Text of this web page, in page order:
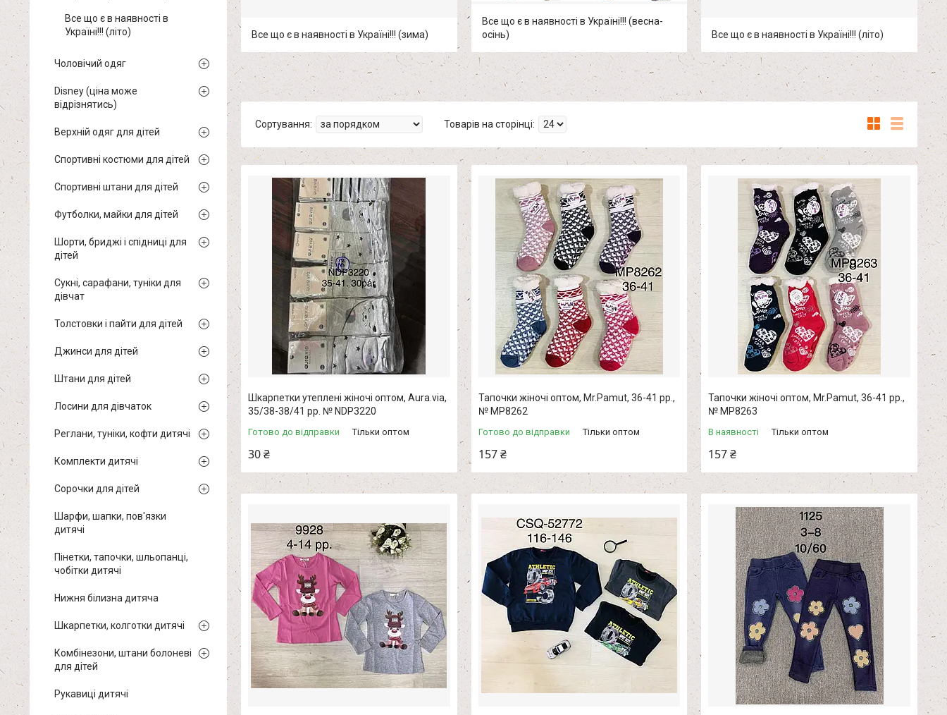
Все що є в наявності в Україні!!! (зима)
Все що є в наявності в Україні!!! (весна-
осінь)
Все що є в наявності в Україні!!! (літо)
Шкарпетки утеплені жіночі оптом, Aura.via,
35/38-38/41 рр. № NDP3220
Готово до відправки Тільки оптом
30 ₴
Тапочки жіночі оптом, Mr.Pamut, 36-41 рр.,
№ MP8262
Готово до відправки Тільки оптом
157 ₴
Тапочки жіночі оптом, Mr.Pamut, 36-41 рр.,
№ MP8263
В наявності Тільки оптом
157 ₴
Все що є в наявності в
Україні!!! (літо)
Чоловічий одяг
Disney (ціна може
відрізнятись)
Верхній одяг для дітей
Спортивні костюми для дітей
Спортивні штани для дітей
Футболки, майки для дітей
Шорти, бриджі і спідниці для
дітей
Сукні, сарафани, туніки для
дівчат
Толстовки і пайти для дітей
Джинси для дітей
Штани для дітей
Лосини для дівчаток
Реглани, туніки, кофти дитячі
Комплекти дитячі
Сорочки для дітей
Шарфи, шапки, пов'язки
дитячі
Пінетки, тапочки, шльопанці,
чобітки дитячі
Нижня білизна дитяча
Шкарпетки, колготки дитячі
Комбінезони, штани болоневі
для дітей
Рукавиці дитячі